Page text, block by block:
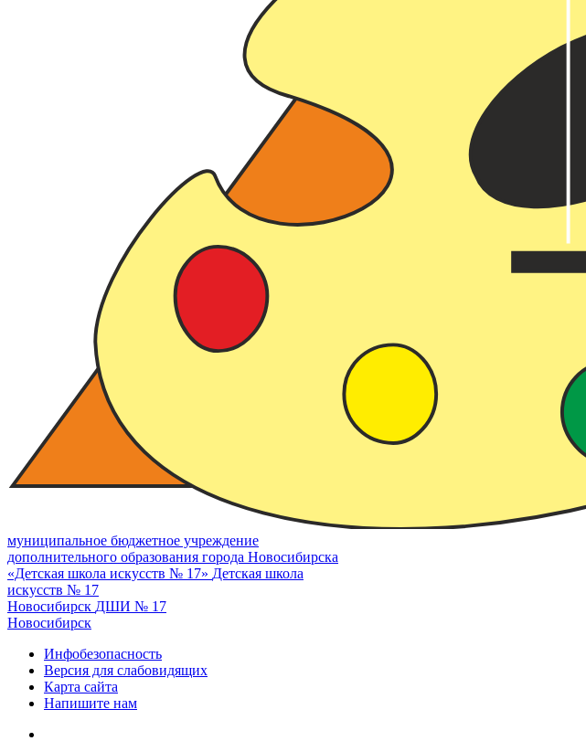
муниципальное бюджетное учреждение
дополнительного образования города Новосибирска
«Детская школа искусств № 17» Детская школа
искусств № 17
Новосибирск ДШИ № 17
Новосибирск
Инфобезопасность
Версия для слабовидящих
Карта сайта
Напишите нам